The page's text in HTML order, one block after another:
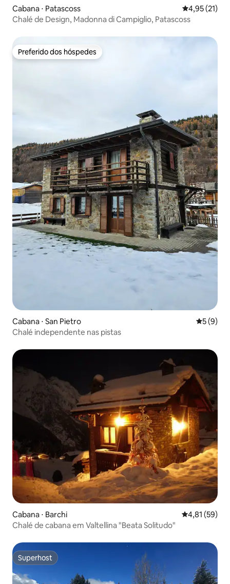
Cabana ⋅ Patascoss 4,95 de uma
4,95 (21)
Chalé de Design, Madonna di Campiglio, Patascoss
Preferido dos hóspedes
Preferido dos hóspedes
Cabana ⋅ San Pietro 5 de
5 (9)
Chalé independente nas pistas
Cabana ⋅ Barchi 4,81 de uma
4,81 (59)
Chalé de cabana em Valtellina "Beata Solitudo"
Superhost
Superhost